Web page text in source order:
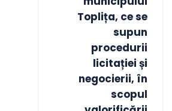
Toplița, ce se
supun
procedurii
licitației și
negocierii, în
scopul